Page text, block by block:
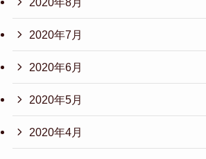
2020年7月
2020年6月
2020年5月
2020年4月